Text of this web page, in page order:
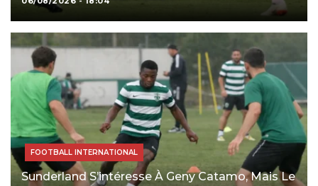
FOOTBALL INTERNATIONAL
Sunderland S’intéresse À Geny Catamo, Mais Le